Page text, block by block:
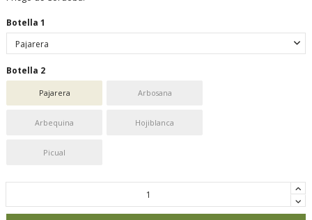
Botella 1
Botella 2
Pajarera Arbosana
Arbequina Hojiblanca
Picual